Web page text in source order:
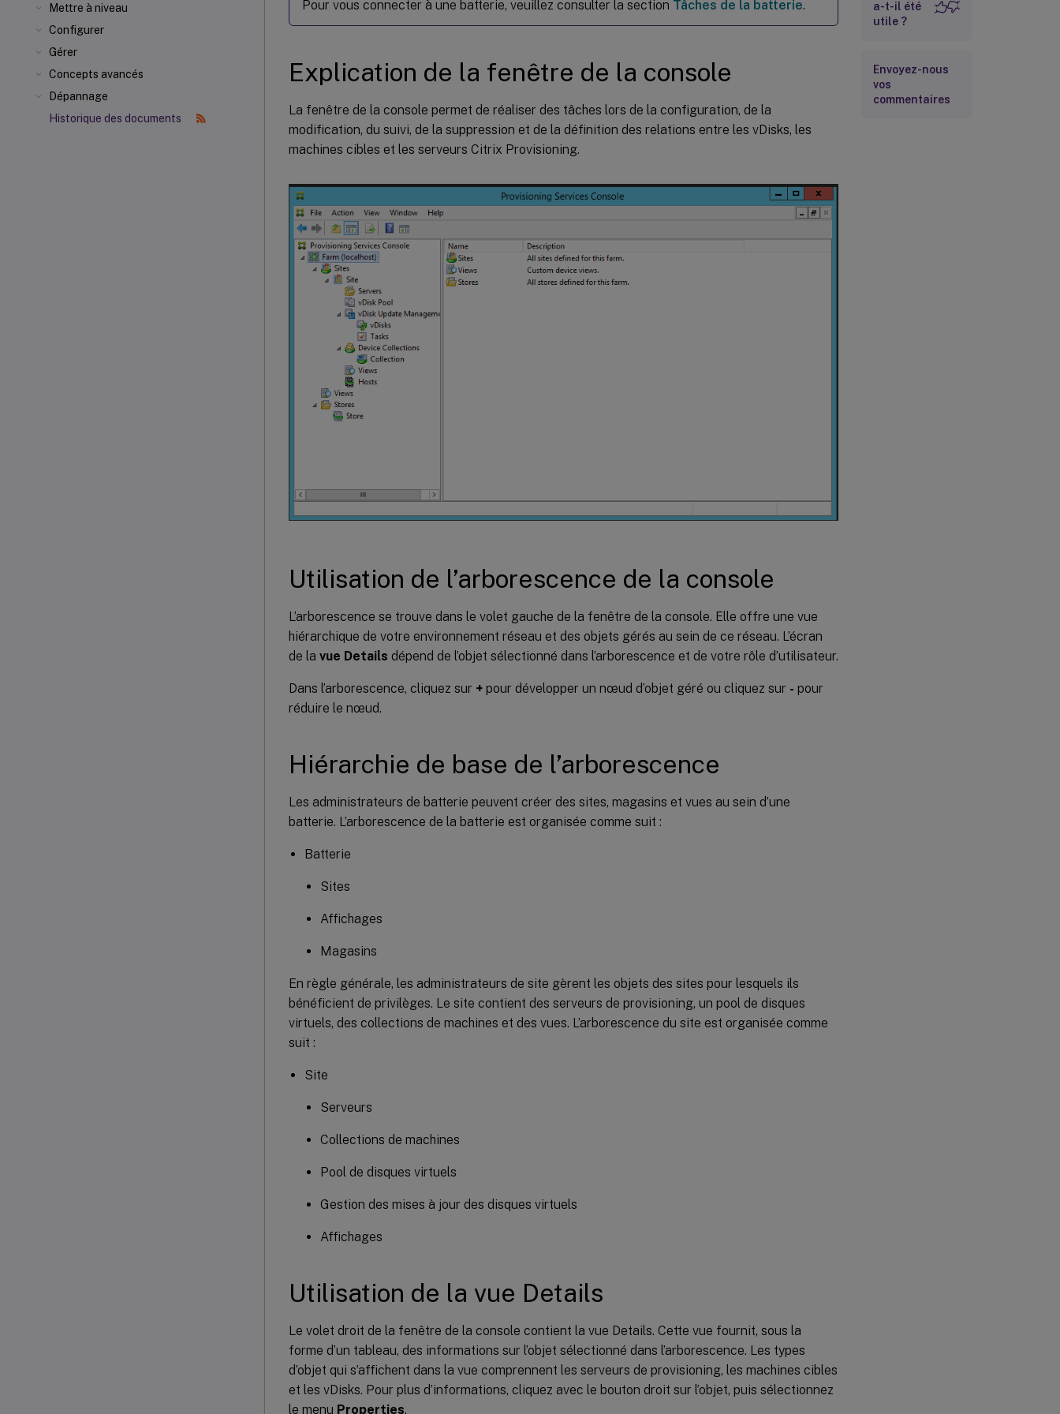
Mettre à niveau
Configurer
Gérer
Concepts avancés
Dépannage
Historique des documents
Pour vous connecter à une batterie, veuillez consulter la section Tâches de la batterie.
Explication de la fenêtre de la console
La fenêtre de la console permet de réaliser des tâches lors de la configuration, de la
modification, du suivi, de la suppression et de la définition des relations entre les vDisks, les
machines cibles et les serveurs Citrix Provisioning.
Utilisation de l’arborescence de la console
L’arborescence se trouve dans le volet gauche de la fenêtre de la console. Elle offre une vue
hiérarchique de votre environnement réseau et des objets gérés au sein de ce réseau. L’écran
de la vue Details dépend de l’objet sélectionné dans l’arborescence et de votre rôle d’utilisateur.
Dans l’arborescence, cliquez sur + pour développer un nœud d’objet géré ou cliquez sur - pour
réduire le nœud.
Hiérarchie de base de l’arborescence
Les administrateurs de batterie peuvent créer des sites, magasins et vues au sein d’une
batterie. L’arborescence de la batterie est organisée comme suit :
Batterie
Sites
Affichages
Magasins
En règle générale, les administrateurs de site gèrent les objets des sites pour lesquels ils
bénéficient de privilèges. Le site contient des serveurs de provisioning, un pool de disques
virtuels, des collections de machines et des vues. L’arborescence du site est organisée comme
suit :
Site
Serveurs
Collections de machines
Pool de disques virtuels
Gestion des mises à jour des disques virtuels
Affichages
Utilisation de la vue Details
Le volet droit de la fenêtre de la console contient la vue Details. Cette vue fournit, sous la
forme d’un tableau, des informations sur l’objet sélectionné dans l’arborescence. Les types
d’objet qui s’affichent dans la vue comprennent les serveurs de provisioning, les machines cibles
et les vDisks. Pour plus d’informations, cliquez avec le bouton droit sur l’objet, puis sélectionnez
le menu Properties.
Utilisation de la
a-t-il été
utile ?
Envoyez-nous
vos
commentaires